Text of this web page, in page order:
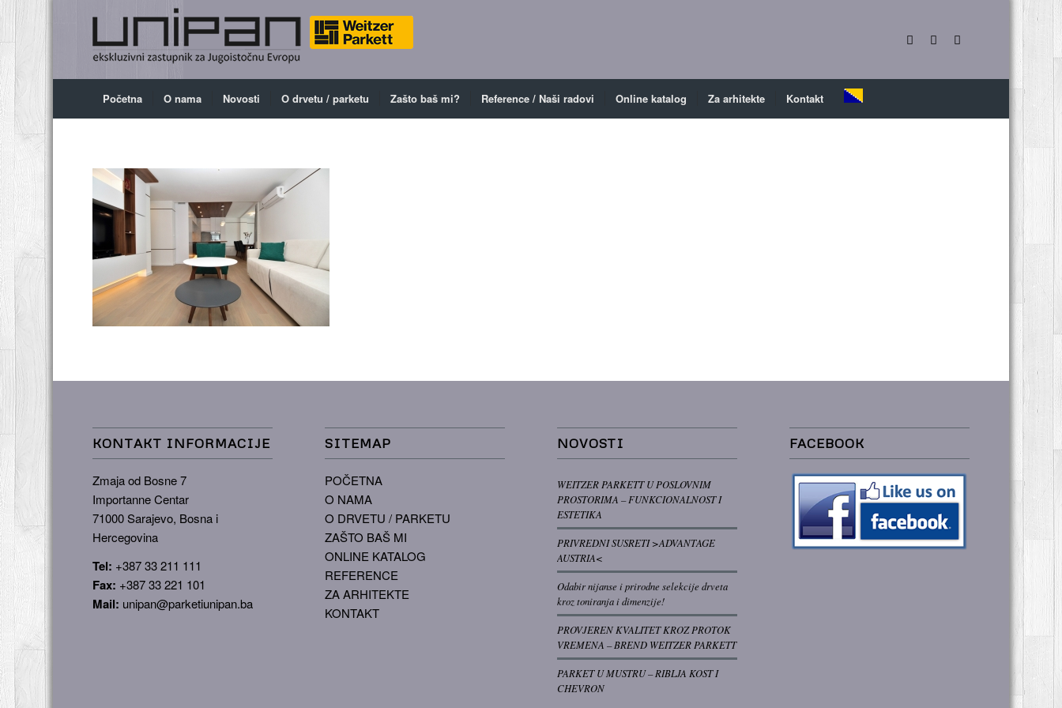
Početna O nama Novosti O drvetu / parketu Zašto baš mi? Reference / Naši radovi Online katalog Za arhitekte Kontakt
KONTAKT INFORMACIJE
Zmaja od Bosne 7
Importanne Centar
71000 Sarajevo, Bosna i
Hercegovina
Tel: +387 33 211 111
Fax: +387 33 221 101
Mail: unipan@parketiunipan.ba
SITEMAP
POČETNA
O NAMA
O DRVETU / PARKETU
ZAŠTO BAŠ MI
ONLINE KATALOG
REFERENCE
ZA ARHITEKTE
KONTAKT
NOVOSTI
WEITZER PARKETT U POSLOVNIM
PROSTORIMA – FUNKCIONALNOST I
ESTETIKA
PRIVREDNI SUSRETI >ADVANTAGE
AUSTRIA<
Odabir nijanse i prirodne selekcije drveta
kroz toniranja i dimenzije!
PROVJEREN KVALITET KROZ PROTOK
VREMENA – BREND WEITZER PARKETT
PARKET U MUSTRU – RIBLJA KOST I
CHEVRON
FACEBOOK